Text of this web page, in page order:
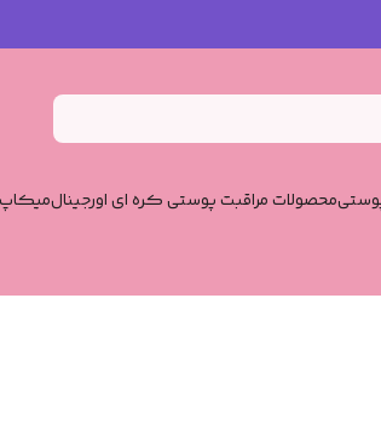
محصولات مراقبت پوستی کره ای اورجینال